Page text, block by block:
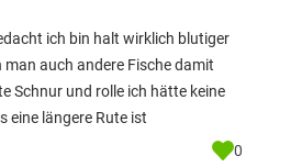
ich bin halt wirklich blutiger
auch andere Fische damit
Schnur und rolle ich hätte keine
eine längere Rute ist
0